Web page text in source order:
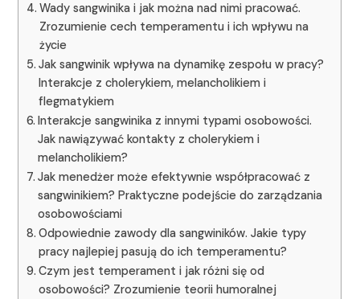
Wady sangwinika i jak można nad nimi pracować.
Zrozumienie cech temperamentu i ich wpływu na
życie
Jak sangwinik wpływa na dynamikę zespołu w pracy?
Interakcje z cholerykiem, melancholikiem i
flegmatykiem
Interakcje sangwinika z innymi typami osobowości.
Jak nawiązywać kontakty z cholerykiem i
melancholikiem?
Jak menedżer może efektywnie współpracować z
sangwinikiem? Praktyczne podejście do zarządzania
osobowościami
Odpowiednie zawody dla sangwiników. Jakie typy
pracy najlepiej pasują do ich temperamentu?
Czym jest temperament i jak różni się od
osobowości? Zrozumienie teorii humoralnej